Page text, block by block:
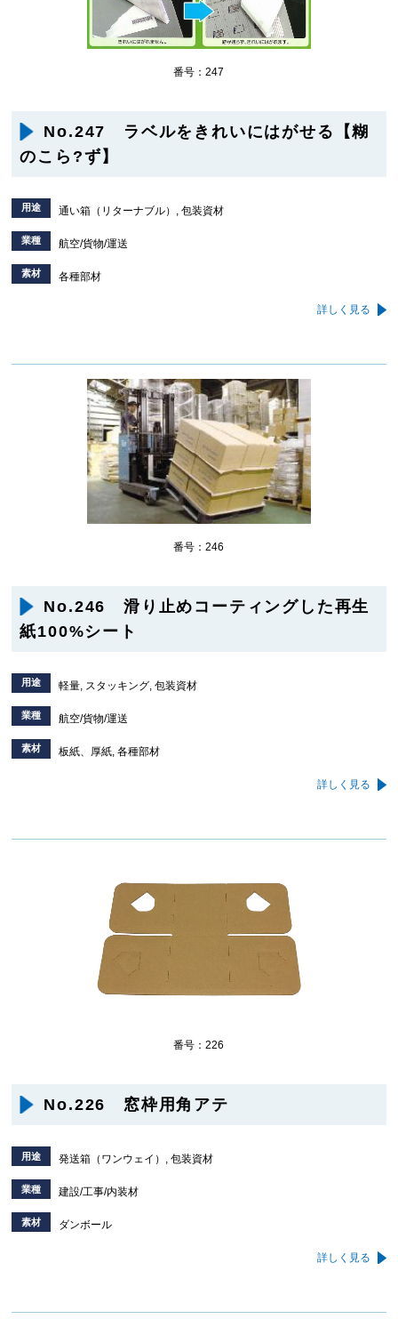
番号：247
No.247 ラベルをきれいにはがせる【糊
のこら?ず】
用途 通い箱（リターナブル）, 包装資材
業種 航空/貨物/運送
素材 各種部材
詳しく見る
番号：246
No.246 滑り止めコーティングした再生
紙100%シート
用途 軽量, スタッキング, 包装資材
業種 航空/貨物/運送
素材 板紙、厚紙, 各種部材
詳しく見る
番号：226
No.226 窓枠用角アテ
用途 発送箱（ワンウェイ）, 包装資材
業種 建設/工事/内装材
素材 ダンボール
詳しく見る